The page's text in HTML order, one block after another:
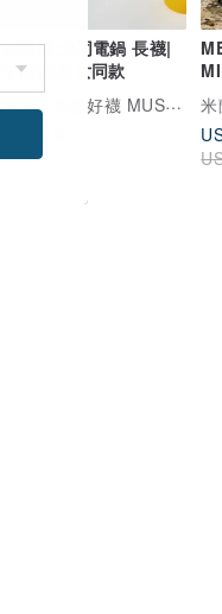
刺繡襪-大同電鍋 長襪|
中筒襪|男女同款
廣告
木森好襪 MUSEN SOCKS